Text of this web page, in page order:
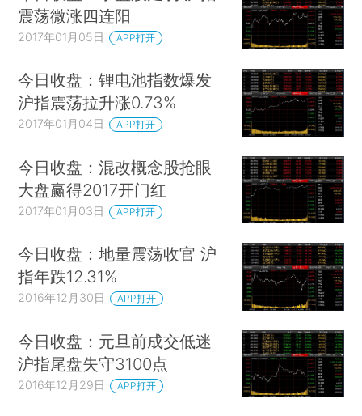
震荡微涨四连阳
2017年01月05日 APP打开
今日收盘：锂电池指数爆发
沪指震荡拉升涨0.73%
2017年01月04日 APP打开
今日收盘：混改概念股抢眼
大盘赢得2017开门红
2017年01月03日 APP打开
今日收盘：地量震荡收官 沪
指年跌12.31%
2016年12月30日 APP打开
今日收盘：元旦前成交低迷
沪指尾盘失守3100点
2016年12月29日 APP打开